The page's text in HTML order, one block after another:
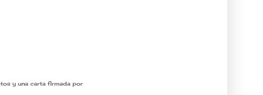
y una carta firmada por